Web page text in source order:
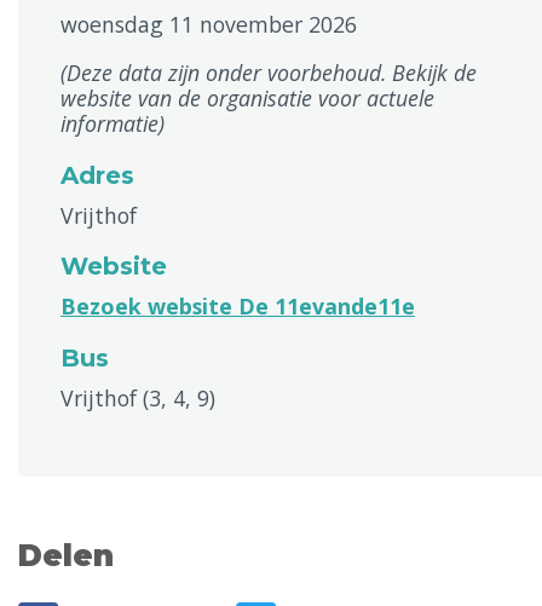
woensdag 11 november 2026
(Deze data zijn onder voorbehoud. Bekijk de
website van de organisatie voor actuele
informatie)
Adres
Vrijthof
Website
Bezoek website De 11evande11e
Bus
Vrijthof (3, 4, 9)
Delen